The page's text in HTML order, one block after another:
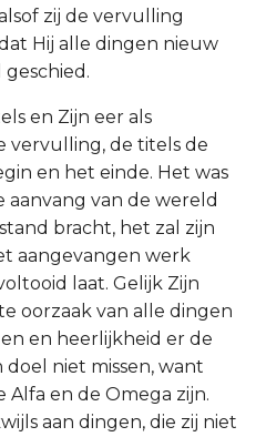
zij de vervulling
Hij alle dingen nieuw
geschied.
en Zijn eer als
vervulling, de titels de
en het einde. Het was
aanvang van de wereld
bracht, het zal zijn
aangevangen werk
laat. Gelijk Zijn
oorzaak van alle dingen
en heerlijkheid er de
doel niet missen, want
en de Omega zijn.
aan dingen, die zij niet